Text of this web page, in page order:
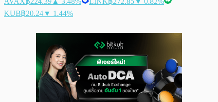
KUB฿20.24▼ 1.44%